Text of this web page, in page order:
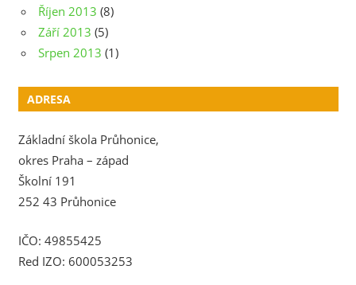
Říjen 2013 (8)
Září 2013 (5)
Srpen 2013 (1)
ADRESA
Základní škola Průhonice,
okres Praha – západ
Školní 191
252 43 Průhonice
IČO: 49855425
Red IZO: 600053253